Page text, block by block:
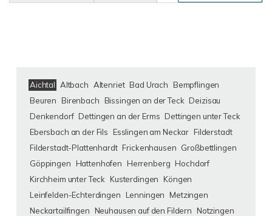
Aichtal Altbach Altenriet Bad Urach
Bempflingen
Beuren
Birenbach Bissingen an der Teck Deizisau
Denkendorf Dettingen an der Erms Dettingen unter Teck
Ebersbach an der Fils
Esslingen am Neckar Filderstadt
Filderstadt-Plattenhardt Frickenhausen Großbettlingen
Göppingen
Hattenhofen Herrenberg Hochdorf
Kirchheim unter Teck
Kusterdingen
Köngen
Leinfelden-Echterdingen
Lenningen
Metzingen
Neckartailfingen
Neuhausen auf den Fildern
Notzingen